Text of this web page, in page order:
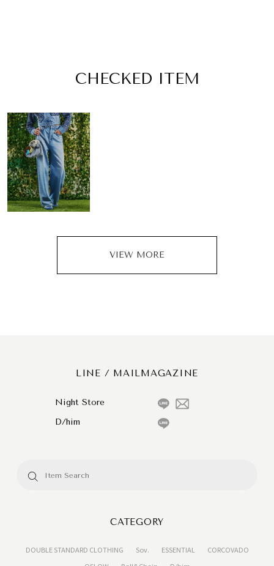
CHECKED ITEM
VIEW MORE
LINE / MAILMAGAZINE
Night Store
D/him
CATEGORY
DOUBLE STANDARD CLOTHING Sov. ESSENTIAL
CORCOVADO